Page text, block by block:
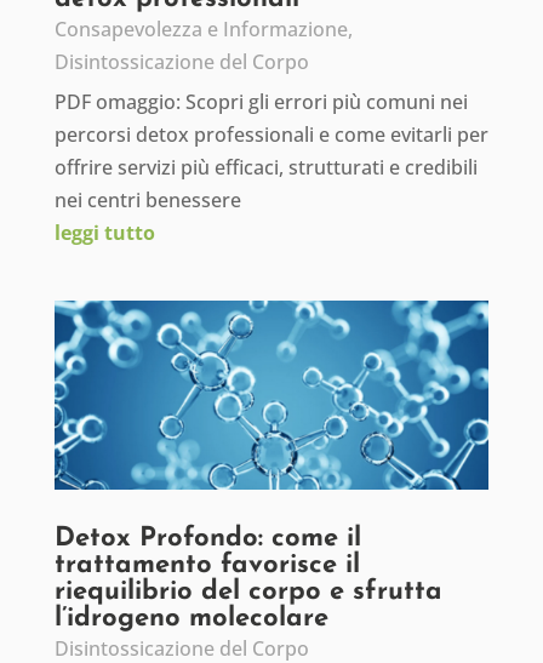
Consapevolezza e Informazione,
Disintossicazione del Corpo
PDF omaggio: Scopri gli errori più comuni nei
percorsi detox professionali e come evitarli per
offrire servizi più efficaci, strutturati e credibili
nei centri benessere
leggi tutto
Detox Profondo: come il
trattamento favorisce il
riequilibrio del corpo e sfrutta
l’idrogeno molecolare
Disintossicazione del Corpo